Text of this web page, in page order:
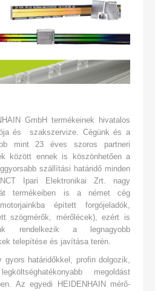
GmbH termékeinek hivatalos
és szakszervize. Cégünk és a
mint 23 éves szoros partneri
között ennek is köszönhetően a
szállítási határidő minden
Ipari Elektronikai Zrt. nagy
termékeiben is a német cég
épített forgójeladók,
szögmérők, mérőlécek), ezért is
rendelkezik a legnagyobb
telepítése és javítása terén.
gyors határidőkkel, profin dolgozik,
megoldást
Az egyedi HEIDENHAIN mérő-